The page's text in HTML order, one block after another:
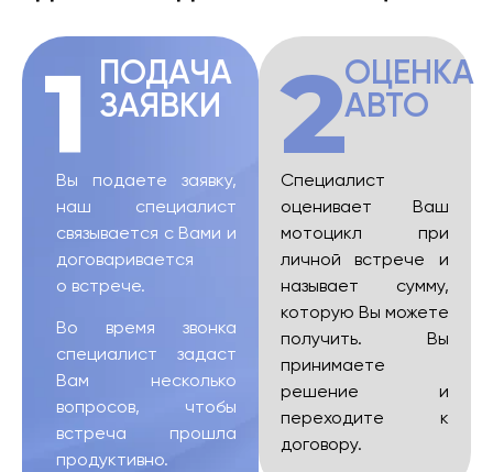
1 ПОДАЧА
ЗАЯВКИ
Вы подаете заявку,
наш специалист
связывается с Вами и
договаривается
о встрече.
Во время звонка
специалист задаст
Вам несколько
вопросов, чтобы
встреча прошла
продуктивно.
2ОЦЕНКА
АВТО
Специалист
оценивает Ваш
мотоцикл при
личной встрече и
называет сумму,
которую Вы можете
получить. Вы
принимаете
решение и
переходите к
договору.